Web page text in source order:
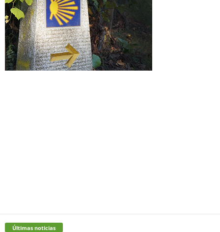
Últimas noticias